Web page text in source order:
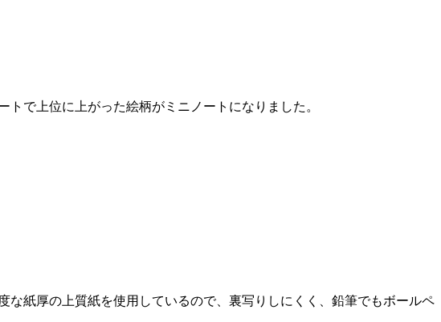
で上位に上がった絵柄がミニノートになりました。
な紙厚の上質紙を使用しているので、裏写りしにくく、鉛筆でもボールペ